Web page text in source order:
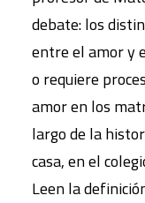
debate: los
entre el amor y
o requiere
amor en los
largo de la
casa, en el
Leen la